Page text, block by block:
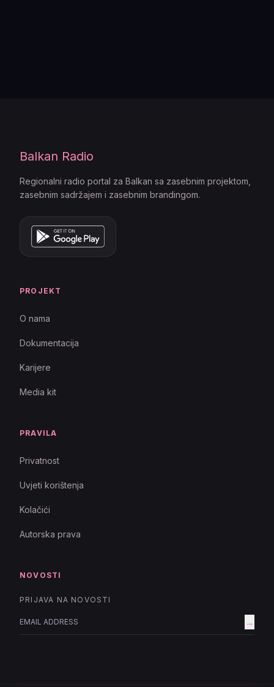
Balkan Radio
Regionalni radio portal za Balkan sa zasebnim projektom,
zasebnim sadržajem i zasebnim brandingom.
PROJEKT
O nama
Dokumentacija
Karijere
Media kit
PRAVILA
Privatnost
Uvjeti korištenja
Kolačići
Autorska prava
NOVOSTI
PRIJAVA NA NOVOSTI
→